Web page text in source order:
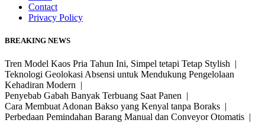
Contact
Privacy Policy
BREAKING NEWS
Tren Model Kaos Pria Tahun Ini, Simpel tetapi Tetap Stylish |
Teknologi Geolokasi Absensi untuk Mendukung Pengelolaan
Kehadiran Modern |
Penyebab Gabah Banyak Terbuang Saat Panen |
Cara Membuat Adonan Bakso yang Kenyal tanpa Boraks |
Perbedaan Pemindahan Barang Manual dan Conveyor Otomatis |